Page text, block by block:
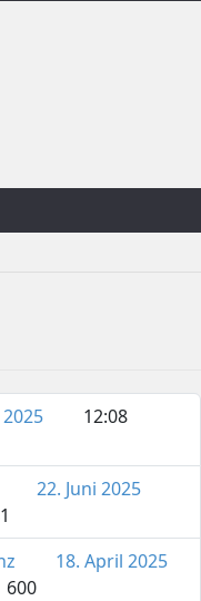
12:08
22. Juni 2025
18. April 2025
600